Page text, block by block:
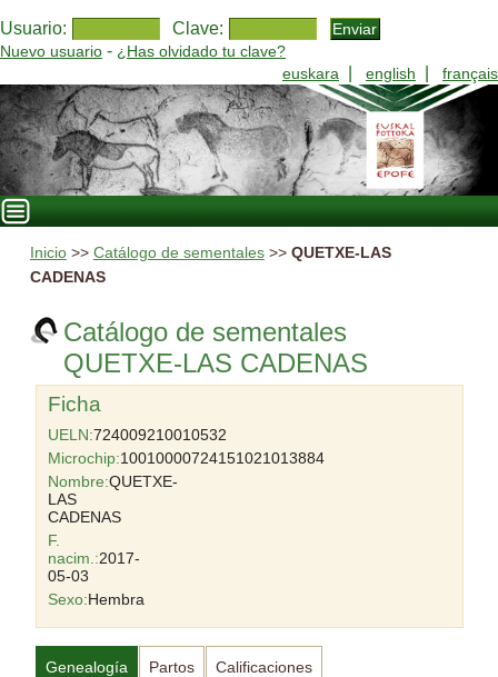
Usuario: Clave:
Nuevo usuario - ¿Has olvidado tu clave?
euskara
english français
Inicio>> Catálogo de sementales>> QUETXE-LAS
CADENAS
Catálogo de sementales
QUETXE-LAS CADENAS
Ficha
UELN:724009210010532
Microchip:10010000724151021013884
Nombre:QUETXE-
LAS
CADENAS
F.
nacim.:2017-
05-03
Sexo:Hembra
Genealogía Partos Calificaciones